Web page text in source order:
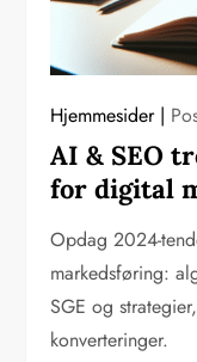
Hjemmesider
AI & SEO
for digital
Opdag 2024-
markedsføring:
SGE og
konverteringer.